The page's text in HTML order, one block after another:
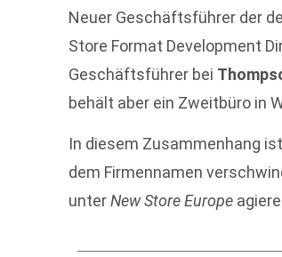
Neuer Geschäftsführer der
Store Format Development
Geschäftsführer bei
behält aber ein Zweitbüro in
In diesem Zusammenhang
dem Firmennamen
unterNew Store Europe